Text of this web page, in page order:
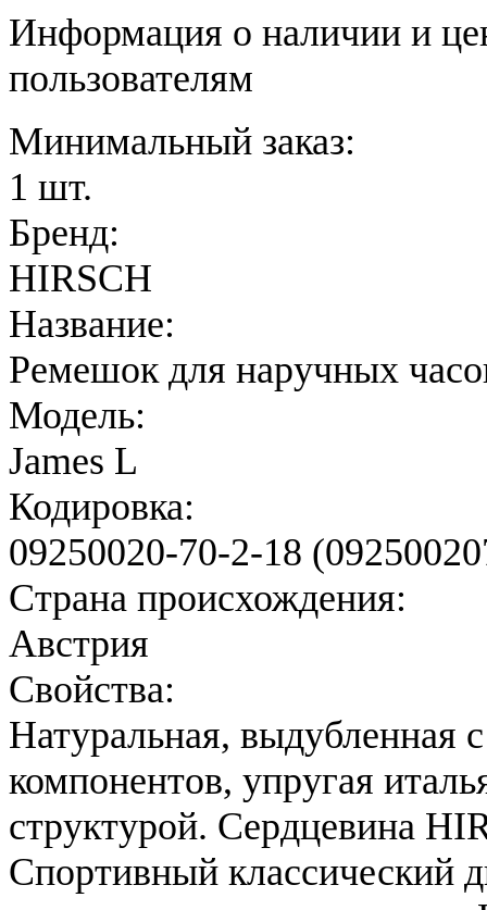
Информация о наличии и
пользователям
Минимальный заказ:
1 шт.
Бренд:
HIRSCH
Название:
Ремешок для наручных
Модель:
James L
Кодировка:
09250020-70-2-18
Страна происхождения:
Австрия
Свойства:
Натуральная, выдубленная
компонентов, упругая
структурой. Сердцевина
Спортивный классический